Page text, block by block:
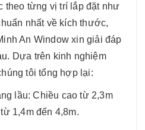
từng vị trí lắp đặt như
nhất về kích thước,
An Window xin giải đáp
Dựa trên kinh nghiệm
tôi tổng hợp lại:
lầu: Chiều cao từ 2,3m
1,4m đến 4,8m.